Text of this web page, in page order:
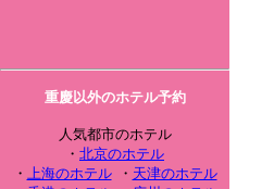
重慶以外のホテル予約
人気都市のホテル
・ 北京のホテル
・ 上海のホテル・ 天津のホテル